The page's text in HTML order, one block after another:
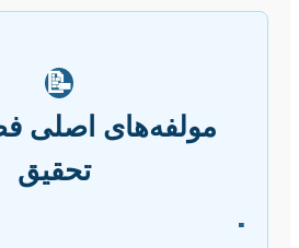
📝
مولفه‌های اصلی
تحقیق
▪